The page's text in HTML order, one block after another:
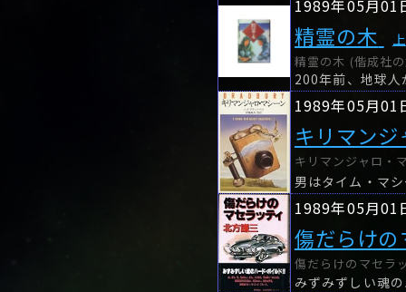
1989年05月01
精霊の木
精霊の木 (偕成社
200年前、地球人
1989年05月01
キリマン
キリマンジャロ・
男はタイム・マ
1989年05月01
傷だらけの
傷だらけのマセラ
みずみずしい魂